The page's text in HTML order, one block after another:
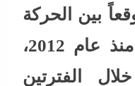
بين الحركة
وحكومة عمر البشير منذ عام 2012،
الفترتين